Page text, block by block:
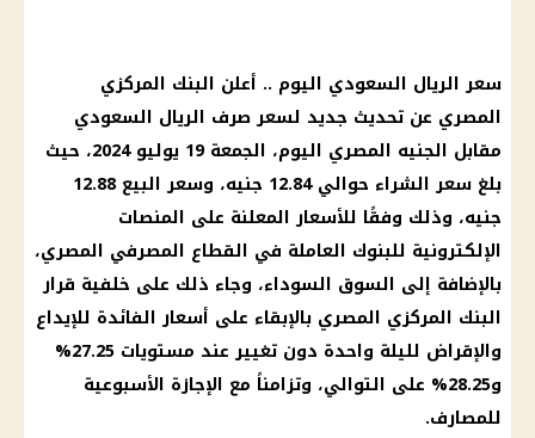
سعر الريال السعودي اليوم .. أعلن البنك المركزي
المصري عن تحديث جديد لسعر صرف الريال السعودي
مقابل الجنيه المصري اليوم، الجمعة 19 يوليو 2024، حيث
بلغ سعر الشراء حوالي 12.84 جنيه، وسعر البيع 12.88
جنيه، وذلك وفقًا للأسعار المعلنة على المنصات
الإلكترونية للبنوك العاملة في القطاع المصرفي المصري،
بالإضافة إلى السوق السوداء، وجاء ذلك على خلفية قرار
البنك المركزي المصري بالإبقاء على أسعار الفائدة للإيداع
والإقراض لليلة واحدة دون تغيير عند مستويات 27.25%
و28.25% على التوالي، وتزامناً مع الإجازة الأسبوعية
للمصارف.